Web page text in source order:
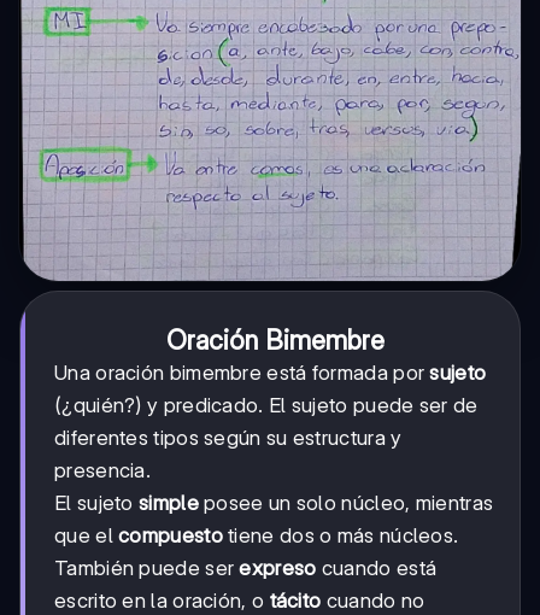
Oración Bimembre
Una oración bimembre está formada porsujeto
(¿quién?) y predicado. El sujeto puede ser de
diferentes tipos según su estructura y
presencia.
El sujeto simpleposee un solo núcleo, mientras
que elcompuestotiene dos o más núcleos.
También puede serexpreso cuando está
escrito en la oración, o tácito cuando no